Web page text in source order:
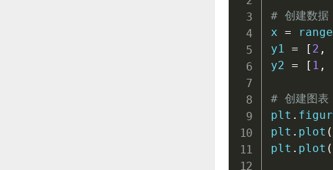
# 创建数据
x = range
y1 = [ 2 ,
y2 = [ 1 ,
# 创建图表
plt .
plt . plot (
plt . plot (